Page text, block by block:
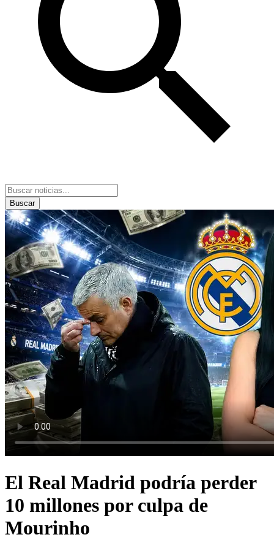
Buscar
El Real Madrid podría perder
10 millones por culpa de
Mourinho